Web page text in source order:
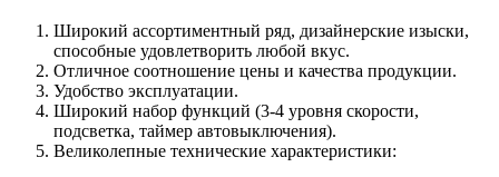
Широкий ассортиментный ряд, дизайнерские изыски,
способные удовлетворить любой вкус.
Отличное соотношение цены и качества продукции.
Удобство эксплуатации.
Широкий набор функций (3-4 уровня скорости,
подсветка, таймер автовыключения).
Великолепные технические характеристики: